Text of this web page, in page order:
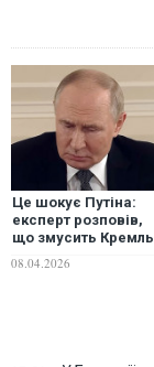
Це шокує Путіна:
експерт розповів,
що змусить Кремль
шукати вихід із
війни
08.04.2026